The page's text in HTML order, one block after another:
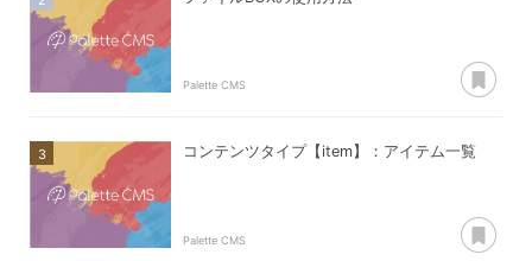
Palette CMS
コンテンツタイプ【item】：アイテム一覧
Palette CMS